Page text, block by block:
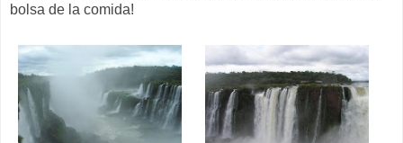
bolsa de la comida!